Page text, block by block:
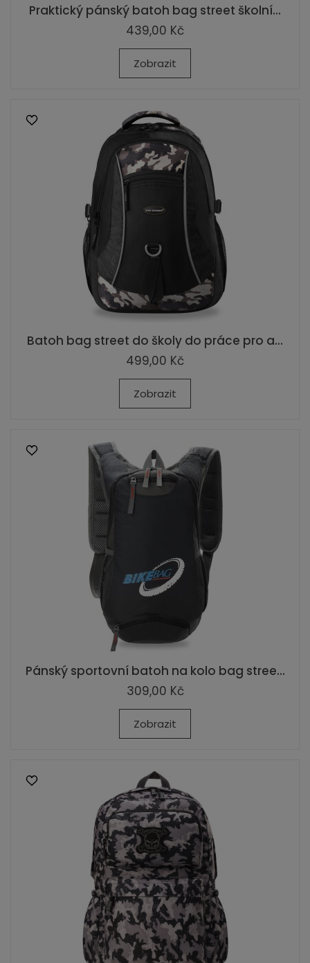
Praktický pánský batoh bag street školní...
439,00 Kč
Zobrazit
Batoh bag street do školy do práce pro a...
499,00 Kč
Zobrazit
Pánský sportovní batoh na kolo bag stree...
309,00 Kč
Zobrazit